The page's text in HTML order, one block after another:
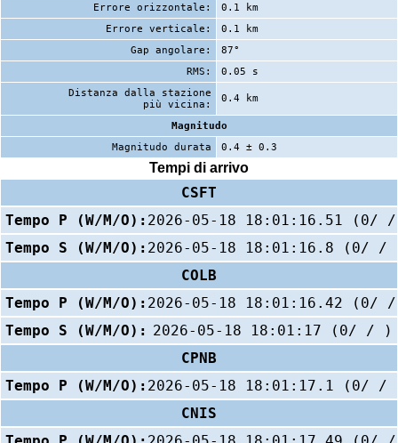
Errore orizzontale:
0.1 km
Errore verticale:
0.1 km
Gap angolare:
87°
RMS:
0.05 s
Distanza dalla stazione
più vicina:
0.4 km
Magnitudo
Magnitudo durata
0.4 ± 0.3
Tempi di arrivo
CSFT
Tempo P (W/M/O): 2026-05-18 18:01:16.51 (0/
Tempo S (W/M/O): 2026-05-18 18:01:16.8 (0/ /
COLB
Tempo P (W/M/O): 2026-05-18 18:01:16.42 (0/
Tempo S (W/M/O): 2026-05-18 18:01:17 (0/ / )
CPNB
Tempo P (W/M/O): 2026-05-18 18:01:17.1 (0/ /
CNIS